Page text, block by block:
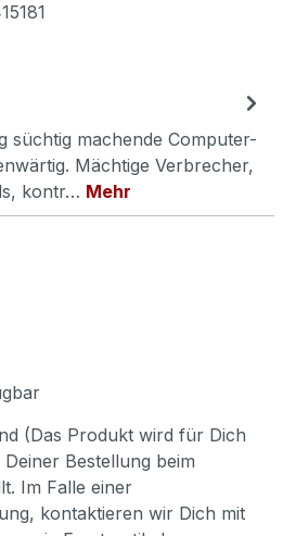
süchtig machende Computer-
Mächtige Verbrecher,
kontr… Mehr
(Das Produkt wird für Dich
Bestellung beim
Im Falle einer
kontaktieren wir Dich mit